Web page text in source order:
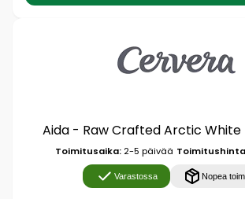
Aida - Raw Crafted Arctic White
Toimitusaika: 2-5 päivää
Varastossa Nopea